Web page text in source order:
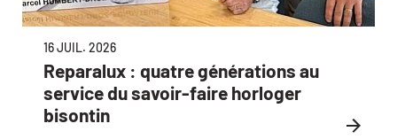
16 JUIL. 2026
Reparalux : quatre générations au
service du savoir-faire horloger
bisontin